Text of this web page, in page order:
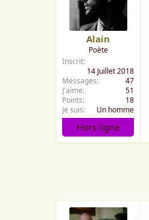
Alain
Poète
Inscrit
14 Juillet 2018
Messages
47
J'aime
51
Points
18
Je suis
Un homme
Hors ligne